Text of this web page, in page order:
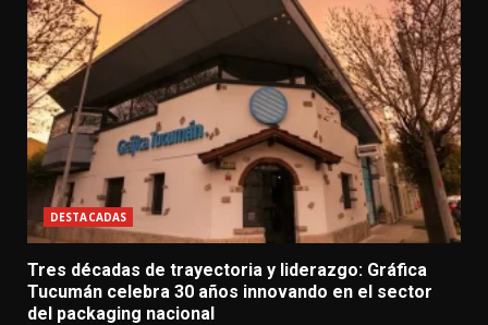
DESTACADAS
Tres décadas de trayectoria y liderazgo: Gráfica
Tucumán celebra 30 años innovando en el sector
del packaging nacional